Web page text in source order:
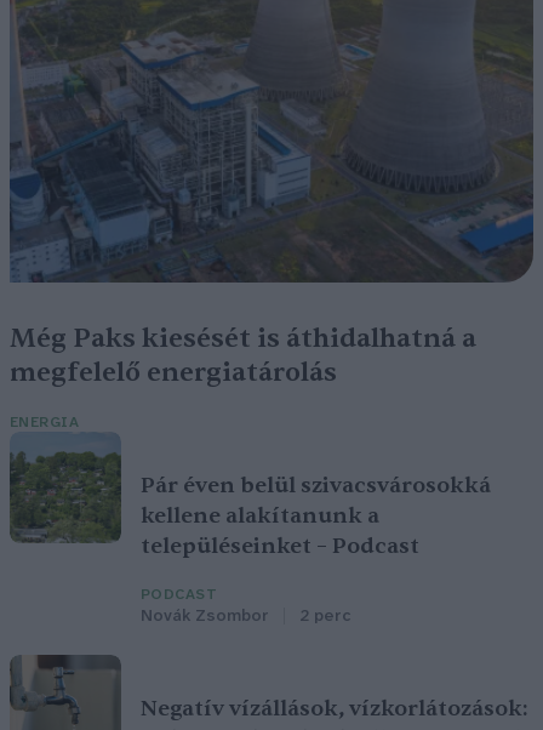
Még Paks kiesését is áthidalhatná a
megfelelő energiatárolás
ENERGIA
Pár éven belül szivacsvárosokká
kellene alakítanunk a
településeinket – Podcast
PODCAST
Novák Zsombor 2 perc
Negatív vízállások, vízkorlátozások: